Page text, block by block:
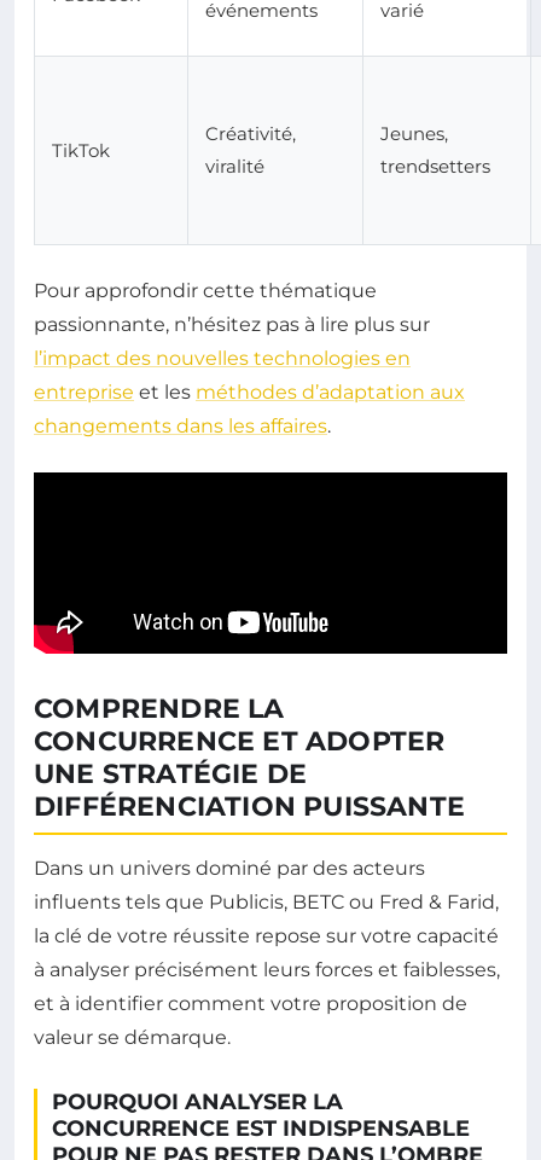
événements
varié
TikTok
Créativité,
viralité
Jeunes,
trendsetters
Pour approfondir cette thématique
passionnante, n’hésitez pas à lire plus sur
l’impact des nouvelles technologies en
entreprise et les méthodes d’adaptation aux
changements dans les affaires.
COMPRENDRE LA
CONCURRENCE ET ADOPTER
UNE STRATÉGIE DE
DIFFÉRENCIATION PUISSANTE
Dans un univers dominé par des acteurs
influents tels que Publicis, BETC ou Fred & Farid,
la clé de votre réussite repose sur votre capacité
à analyser précisément leurs forces et faiblesses,
et à identifier comment votre proposition de
valeur se démarque.
POURQUOI ANALYSER LA
CONCURRENCE EST INDISPENSABLE